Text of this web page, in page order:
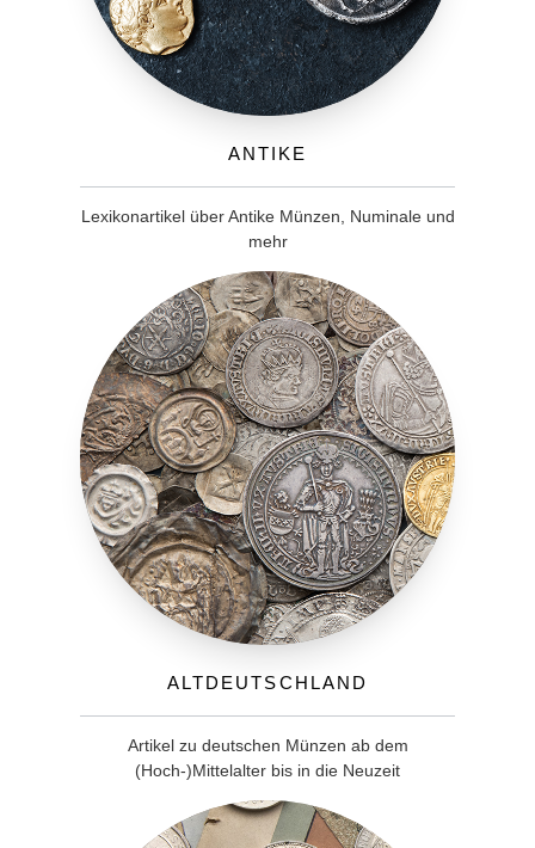
Antike
Lexikonartikel über Antike Münzen, Numinale und
mehr
Altdeutschland
Artikel zu deutschen Münzen ab dem
(Hoch-)Mittelalter bis in die Neuzeit